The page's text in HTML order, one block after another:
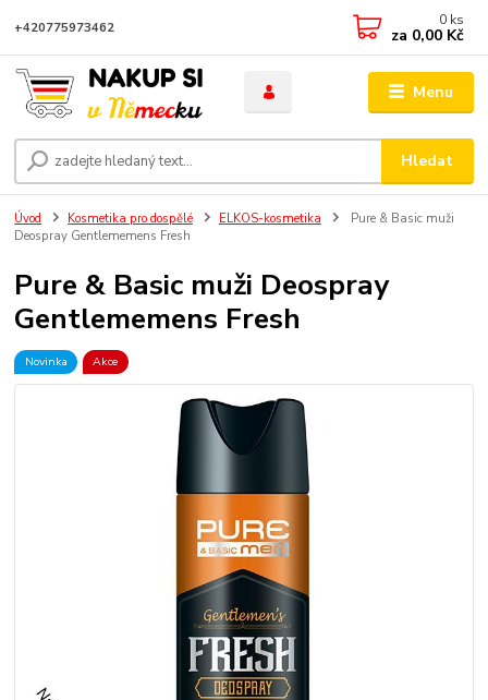
Menu
Hledat
+420775973462 0 ks
za 0,00 Kč
Úvod Kosmetika pro dospělé ELKOS-kosmetika
Pure & Basic muži
Deospray Gentlememens Fresh
Pure & Basic muži Deospray
Gentlememens Fresh
Novinka Akce